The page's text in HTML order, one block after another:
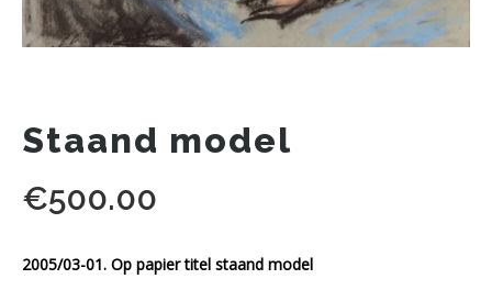
Staand model
€500.00
2005/03-01. Op papier titel staand model